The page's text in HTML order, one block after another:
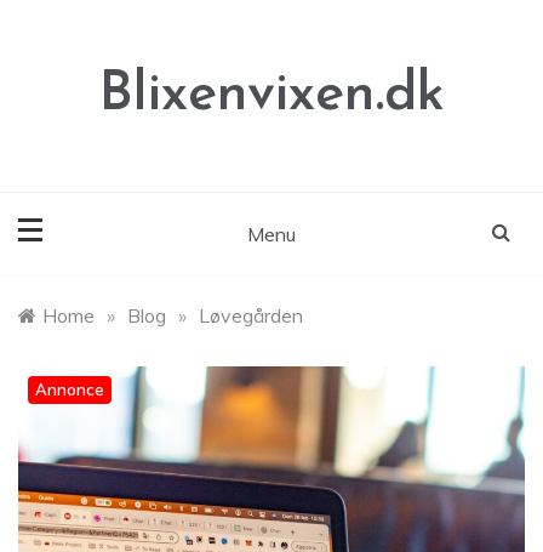
Blixenvixen.dk
Menu
Home » Blog » Løvegården
Annonce